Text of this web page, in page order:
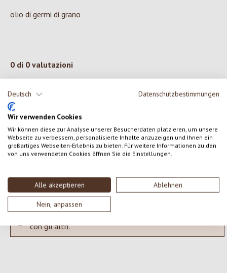
Deutsch Datenschutzbestimmungen
Wir verwenden Cookies
Wir können diese zur Analyse unserer Besucherdaten platzieren, um unsere
Webseite zu verbessern, personalisierte Inhalte anzuzeigen und Ihnen ein
großartiges Webseiten-Erlebnis zu bieten. Für weitere Informationen zu den
von uns verwendeten Cookies öffnen Sie die Einstellungen.
Alle akzeptieren Ablehnen
Nein, anpassen
olio di germi di grano
0 di 0 valutazioni
Valutazione media di 0 su 5 stelle
Formula una valutazione!
Condividi le tue esperienze con il prodotto con altri clienti.
SCRIVERE UNA RECENSIONE
Nessuna recensione trovata Condividi le tue opinioni
con gli altri.